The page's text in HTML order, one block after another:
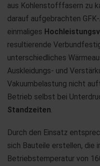
aus Kohlenstofffasern zu
darauf aufgebrachten
einmaliges
resultierende
unterschiedliches
Auskleidungs- und
Vakuumbelastung nicht
Betrieb selbst bei
Standzeiten
Durch den Einsatz
sich Bauteile erstellen, die
Betriebstemperatur von